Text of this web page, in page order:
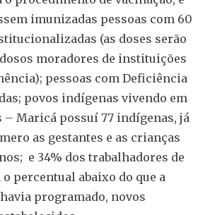
imunizadas pessoas com 60
(as doses serão
moradores de instituições
pessoas com Deficiência
povos indígenas vivendo em
Maricá possuí 77 indígenas, já
as gestantes e as crianças
e 34% dos trabalhadores de
o percentual abaixo do que a
havia programado, novos